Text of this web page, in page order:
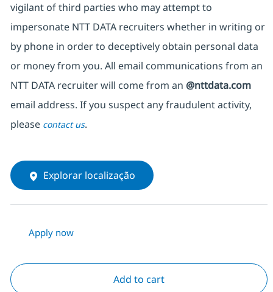
vigilant of third parties who may attempt to
impersonate NTT DATA recruiters whether in writing or
by phone in order to deceptively obtain personal data
or money from you. All email communications from an
NTT DATA recruiter will come from an @nttdata.com
email address. If you suspect any fraudulent activity,
please contact us.
Explorar localização
Apply now
Add to cart